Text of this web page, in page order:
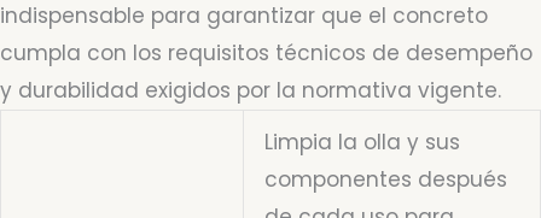
indispensable para garantizar que el concreto
cumpla con los requisitos técnicos de desempeño
y durabilidad exigidos por la normativa vigente.
Limpia la olla y sus
componentes después